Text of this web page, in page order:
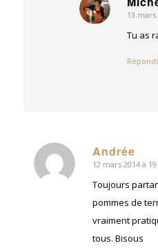
dit
13 mars
Tu as
Andrée
dit
:
12 mars 2014 à
Toujours
pommes de
vraiment
tous. Bisous